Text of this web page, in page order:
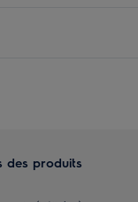
des produits